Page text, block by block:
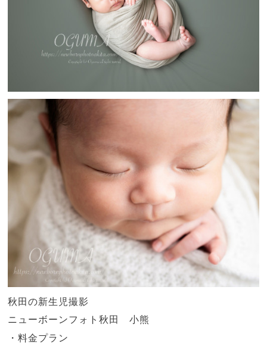
秋田の新生児撮影
ニューボーンフォト秋田 小熊
・料金プラン